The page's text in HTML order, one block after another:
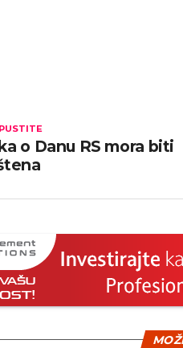
o Danu RS mora biti